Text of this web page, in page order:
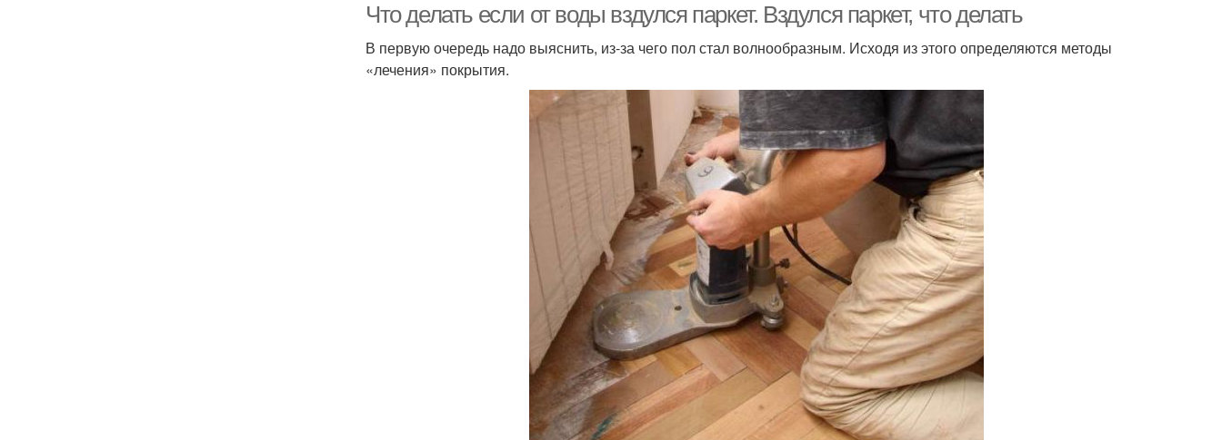
Что делать если от воды вздулся паркет. Вздулся паркет, что делать
В первую очередь надо выяснить, из-за чего пол стал волнообразным. Исходя из этого определяются методы
«лечения» покрытия.